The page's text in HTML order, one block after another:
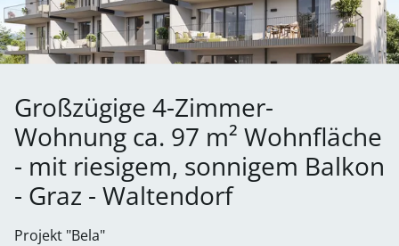
Großzügige 4-Zimmer-
Wohnung ca. 97 m² Wohnfläche
- mit riesigem, sonnigem Balkon
- Graz - Waltendorf
Projekt "Bela"